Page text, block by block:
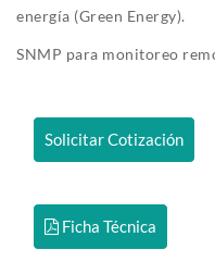
energía (Green Energy).
SNMP para monitoreo
Solicitar Cotización
Ficha Técnica